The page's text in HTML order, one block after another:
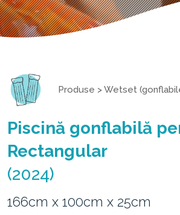
Produse >Wetset
Piscină gonflabilă
Rectangular
(2024)
166cm x 100cm x 25cm